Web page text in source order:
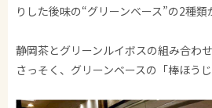
りした後味の“グリーンベース”の2種
静岡茶とグリーンルイボスの組み合わ
さっそく、グリーンベースの「棒ほう